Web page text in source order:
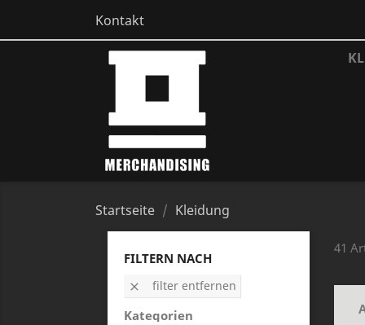
Kontakt
Startseite Kleidung
FILTERN NACH
 filter entfernen
Kategorien
41